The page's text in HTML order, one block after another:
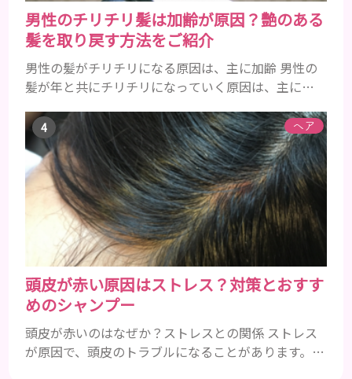
男性のチリチリ髪は加齢が原因？艶のある
髪を取り戻す方法をご紹介
男性の髪がチリチリになる原因は、主に加齢 男性の
髪が年と共にチリチリになっていく原因は、主に加
にツヤがあった男性も、いつのまにか髪がチリチリ
でペタンとするようになったと感じる人もいるでし
ょう。特に大人の男性としての魅力が出てくる40代
以降の男性に悩んでいる人が多い傾向があります。
髪が生え変わるサイクルは、年齢と共に乱れていき
ます。髪が太くならないま...
ヘア
頭皮が赤い原因はストレス？対策とおすす
めのシャンプー
頭皮が赤いのはなぜか？ストレスとの関係 ストレス
が原因で、頭皮のトラブルになることがあります。頭